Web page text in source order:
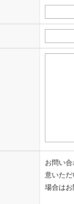
お問い
意いた
場合は